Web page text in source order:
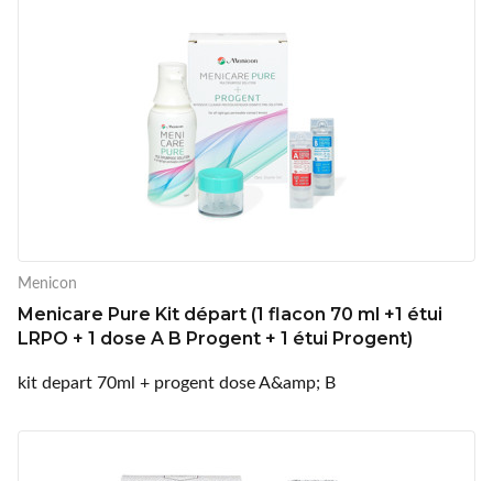
Menicon
Menicare Pure Kit départ (1 flacon 70 ml +1 étui
LRPO + 1 dose A B Progent + 1 étui Progent)
kit depart 70ml + progent dose A&amp; B